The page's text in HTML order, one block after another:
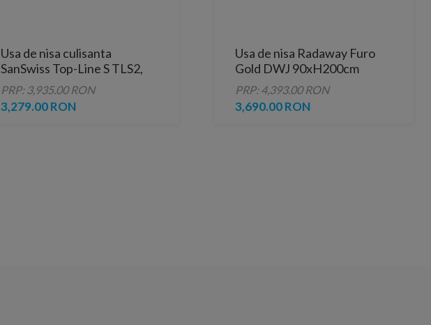
Usa de nisa culisanta
SanSwiss Top-Line S TLS2,
160xH200 cm fara profilul de
jos varianta dreapta
PRP: 3,935.00 RON
3,279.00 RON
Usa de nisa Radaway Furo
Gold DWJ 90xH200cm
varianta dreapta
PRP: 4,393.00 RON
3,690.00 RON